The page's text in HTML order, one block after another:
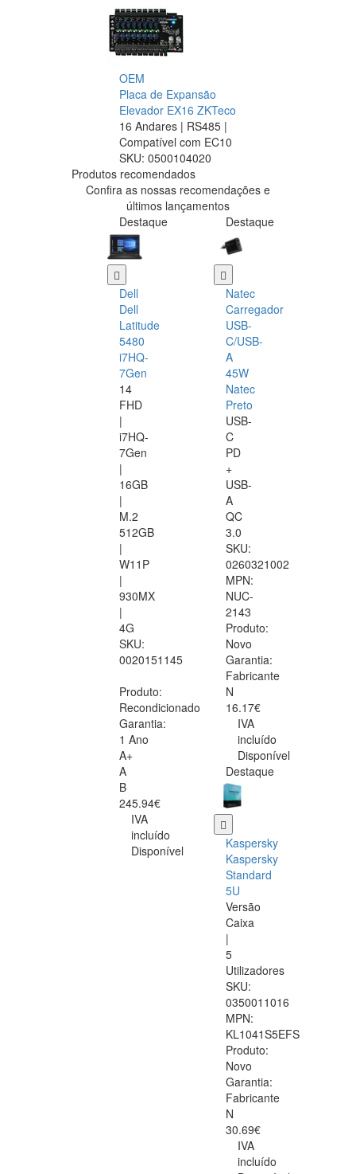
OEM
Placa de Expansão
Elevador EX16 ZKTeco
16 Andares | RS485 |
Compatível com EC10
SKU: 0500104020
Produtos recomendados
Confira as nossas recomendações e
últimos lançamentos
Destaque
Dell
Dell
Latitude
5480
i7HQ-
7Gen
14
FHD
|
i7HQ-
7Gen
|
16GB
|
M.2
512GB
|
W11P
|
930MX
|
4G
SKU:
0020151145
Produto:
Recondicionado
Garantia:
1 Ano
A+
A
B
245.94€
IVA
incluído
Disponível
Destaque
Natec
Carregador
USB-
C/USB-
A
45W
Natec
Preto
USB-
C
PD
+
USB-
A
QC
3.0
SKU:
0260321002
MPN:
NUC-
2143
Produto:
Novo
Garantia:
Fabricante
N
16.17€
IVA
incluído
Disponível
Destaque
Kaspersky
Kaspersky
Standard
5U
Versão
Caixa
|
5
Utilizadores
SKU:
0350011016
MPN:
KL1041S5EFS
Produto:
Novo
Garantia:
Fabricante
N
30.69€
IVA
incluído